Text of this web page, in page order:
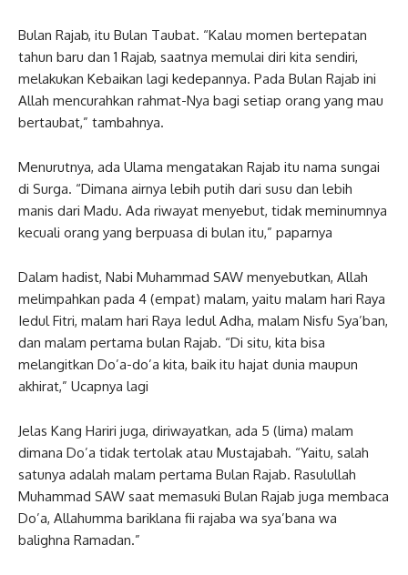
Bulan Rajab, itu Bulan Taubat. “Kalau momen bertepatan
tahun baru dan 1 Rajab, saatnya memulai diri kita sendiri,
melakukan Kebaikan lagi kedepannya. Pada Bulan Rajab ini
Allah mencurahkan rahmat-Nya bagi setiap orang yang mau
bertaubat,” tambahnya.
Menurutnya, ada Ulama mengatakan Rajab itu nama sungai
di Surga. “Dimana airnya lebih putih dari susu dan lebih
manis dari Madu. Ada riwayat menyebut, tidak meminumnya
kecuali orang yang berpuasa di bulan itu,” paparnya
Dalam hadist, Nabi Muhammad SAW menyebutkan, Allah
melimpahkan pada 4 (empat) malam, yaitu malam hari Raya
Iedul Fitri, malam hari Raya Iedul Adha, malam Nisfu Sya’ban,
dan malam pertama bulan Rajab. “Di situ, kita bisa
melangitkan Do’a-do’a kita, baik itu hajat dunia maupun
akhirat,” Ucapnya lagi
Jelas Kang Hariri juga, diriwayatkan, ada 5 (lima) malam
dimana Do’a tidak tertolak atau Mustajabah. “Yaitu, salah
satunya adalah malam pertama Bulan Rajab. Rasulullah
Muhammad SAW saat memasuki Bulan Rajab juga membaca
Do’a, Allahumma bariklana fii rajaba wa sya’bana wa
balighna Ramadan.”